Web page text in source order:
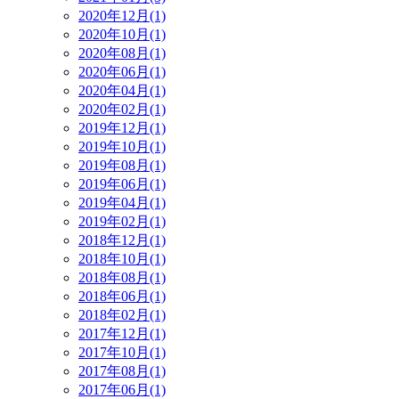
2020年12月(1)
2020年10月(1)
2020年08月(1)
2020年06月(1)
2020年04月(1)
2020年02月(1)
2019年12月(1)
2019年10月(1)
2019年08月(1)
2019年06月(1)
2019年04月(1)
2019年02月(1)
2018年12月(1)
2018年10月(1)
2018年08月(1)
2018年06月(1)
2018年02月(1)
2017年12月(1)
2017年10月(1)
2017年08月(1)
2017年06月(1)